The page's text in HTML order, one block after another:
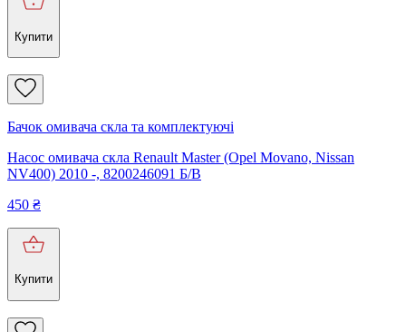
Купити
Бачок омивача скла та комплектуючі
Насос омивача скла Renault Master (Opel Movano, Nissan
NV400) 2010 -, 8200246091 Б/В
450 ₴
Купити